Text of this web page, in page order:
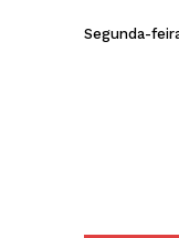
Segunda-